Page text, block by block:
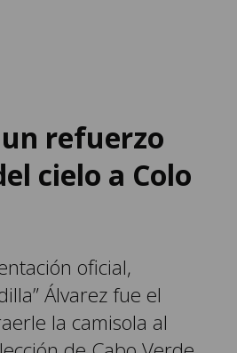
refuerzo
cielo a Colo
oficial,
Álvarez fue el
la camisola al